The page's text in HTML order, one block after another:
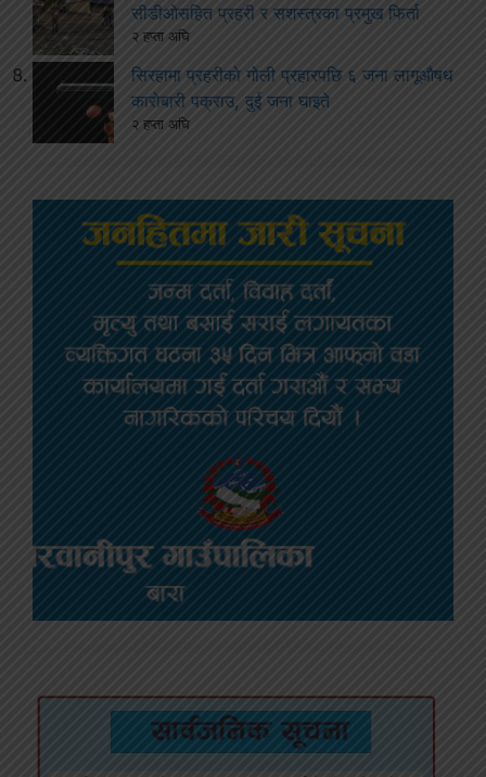
सीडीओसहित प्रहरी र सशस्त्रका प्रमुख फिर्ता
२ हप्ता अघि
सिरहामा प्रहरीको गोली प्रहारपछि ६ जना लागूऔषध
कारोबारी पक्राउ, दुई जना घाइते
२ हप्ता अघि